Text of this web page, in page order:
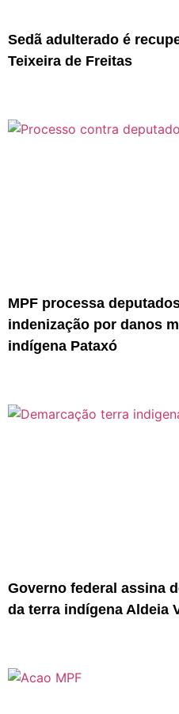
Sedã adulterado é
Teixeira de Freitas
MPF processa
indenização por danos
indígena Pataxó
Governo federal assina
da terra indígena Aldeia